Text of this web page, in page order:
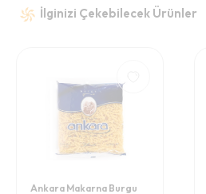
İlginizi Çekebilecek Ürünler
Ankara Makarna Burgu